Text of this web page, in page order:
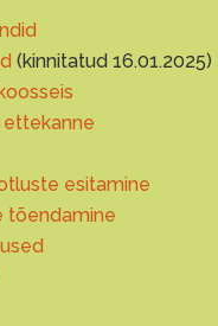
(kinnitatud 16.01.2025)
esitamine
tõendamine